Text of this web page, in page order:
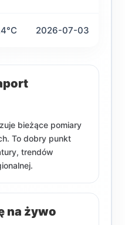
2026-07-03
bieżące pomiary
To dobry punkt
trendów
na żywo